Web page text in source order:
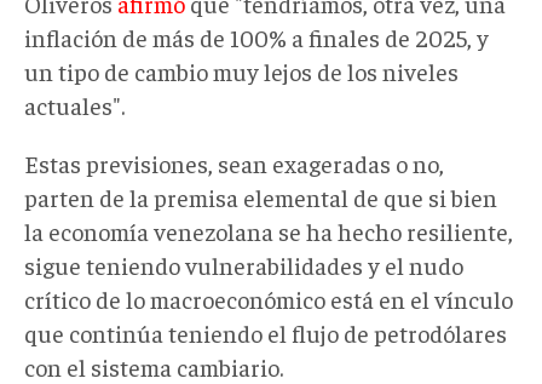
inflación de más de 100% a finales de 2025, y
un tipo de cambio muy lejos de los niveles
actuales".
Estas previsiones, sean exageradas o no,
parten de la premisa elemental de que si bien
la economía venezolana se ha hecho resiliente,
sigue teniendo vulnerabilidades y el nudo
crítico de lo macroeconómico está en el vínculo
que continúa teniendo el flujo de petrodólares
con el sistema cambiario.